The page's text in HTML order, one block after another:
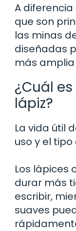
A
que son
las minas
diseñadas
más
¿Cuál
lápiz?
La vida útil
uso y el
Los lápices
durar más
escribir,
suaves